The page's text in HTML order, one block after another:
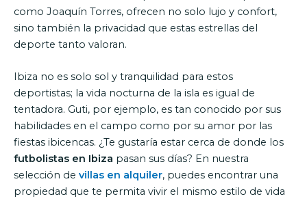
como Joaquín Torres, ofrecen no solo lujo y confort,
sino también la privacidad que estas estrellas del
deporte tanto valoran.
Ibiza no es solo sol y tranquilidad para estos
deportistas; la vida nocturna de la isla es igual de
tentadora. Guti, por ejemplo, es tan conocido por sus
habilidades en el campo como por su amor por las
fiestas ibicencas. ¿Te gustaría estar cerca de donde los
futbolistas en Ibiza pasan sus días? En nuestra
selección de villas en alquiler, puedes encontrar una
propiedad que te permita vivir el mismo estilo de vida